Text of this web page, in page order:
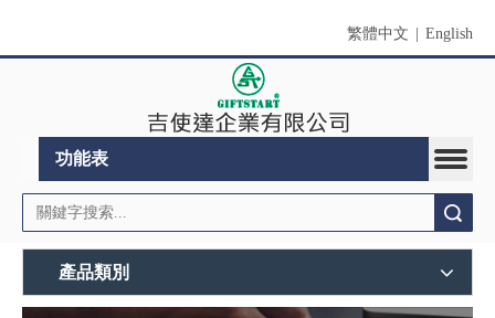
繁體中文 English
功能表
產品類別